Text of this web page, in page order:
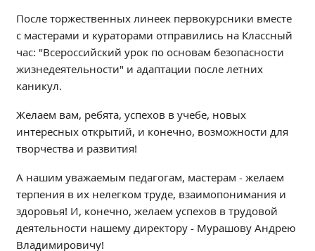
Материально-техническое обеспечение и
оснащенность образовательного процесса.
Доступная среда
Стипендии и меры поддержки обучающихся
Финансово-хозяйственная деятельность
Вакантные места для приёма (перевода)
Организация питания в образовательной
организации
УЧЕБНАЯ РАБОТА
После торжественных линеек первокурсники вместе
с мастерами и кураторами отправились на Классный
час: "Всероссийский урок по основам безопасности
жизнедеятельности" и адаптации после летних
каникул.
Желаем вам, ребята, успехов в учебе, новых
интересных открытий, и конечно, возможности для
творчества и развития!
А нашим уважаемым педагогам, мастерам - желаем
терпения в их нелегком труде, взаимопонимания и
здоровья! И, конечно, желаем успехов в трудовой
деятельности нашему директору - Мурашову Андрею
Владимировичу!